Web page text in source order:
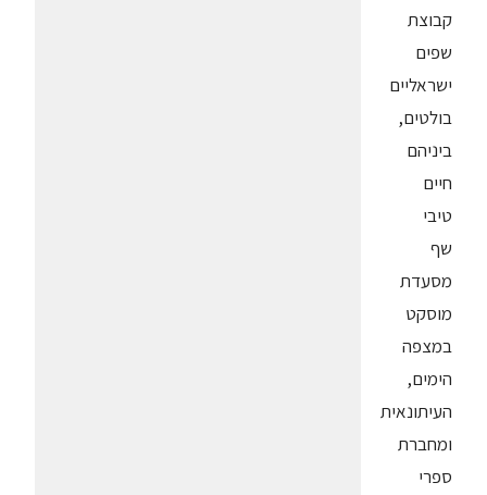
קבוצת
שפים
ישראליים
בולטים,
ביניהם
חיים
טיבי
שף
מסעדת
מוסקט
במצפה
הימים,
העיתונאית
ומחברת
ספרי